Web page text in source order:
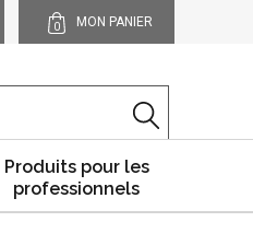
0 MON PANIER
Produits pour les
professionnels